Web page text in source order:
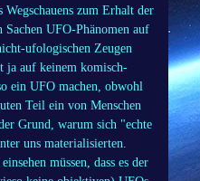
zum Erhalt der
Sachen UFO-Phänomen auf
ufologischen Zeugen
ja auf keinem komisch-
ein UFO machen, obwohl
Teil ein von Menschen
Grund, warum sich "echte
uns materialisierten.
müssen, dass es der